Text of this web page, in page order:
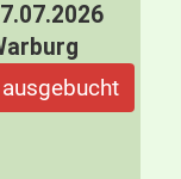
ausgebucht